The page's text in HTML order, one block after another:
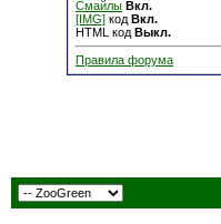
Смайлы Вкл.
[IMG] код Вкл.
HTML код Выкл.
Правила форума